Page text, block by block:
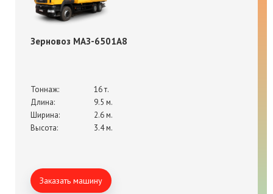
Зерновоз МАЗ-6501А8
Тоннаж:
16 т.
Длина:
9.5 м.
Ширина:
2.6 м.
Высота:
3.4 м.
Заказать машину